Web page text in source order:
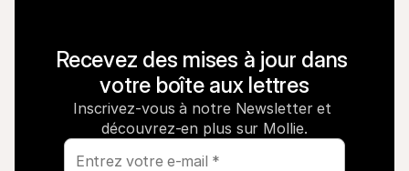
Recevez des mises à jour dans
votre boîte aux lettres
Inscrivez-vous à notre Newsletter et
découvrez-en plus sur Mollie.